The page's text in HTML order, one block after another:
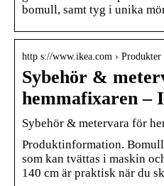
bomull, samt tyg i unika
http s://www.ikea.com ›
Sybehör &
hemmafixaren –
Sybehör & metervara för
Produktinformation.
som kan tvättas i maskin
140 cm är praktisk när du